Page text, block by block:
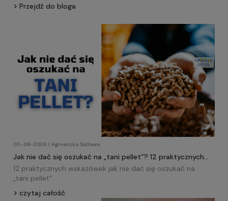
Przejdź do bloga
03-08-2026 | Agnieszka Satława
Jak nie dać się oszukać na „tani pellet”? 12 praktycznych
wskazówek!
12 praktycznych wskazówek jak nie dać się oszukać na
„tani pellet”.
czytaj całość